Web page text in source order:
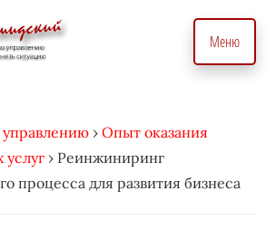
Меню
управлению ›Опыт оказания
услуг › Реинжиниринг
процесса для развития бизнеса